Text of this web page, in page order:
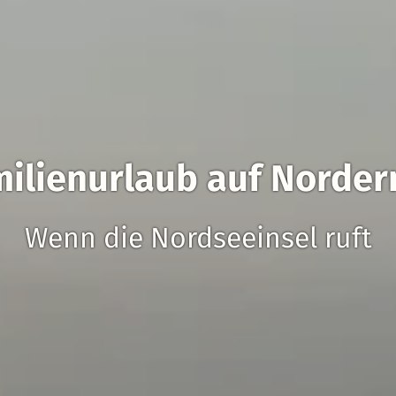
auf
Wenn die Nordseeinsel ruft